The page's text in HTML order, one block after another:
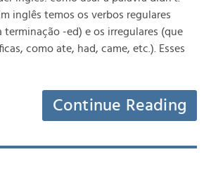
inglês temos os verbos regulares
terminação -ed) e os irregulares (que
como ate, had, came, etc.). Esses
Continue Reading